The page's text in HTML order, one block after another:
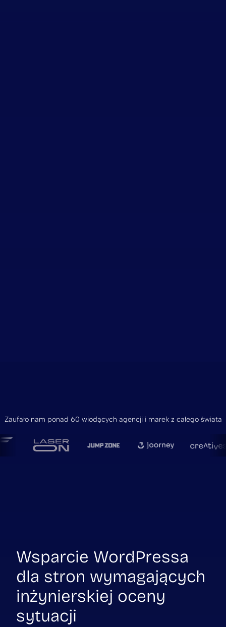
Zaufało nam ponad 60 wiodących agencji i marek z całego świata
Wsparcie WordPressa
dla stron wymagających
inżynierskiej oceny
sytuacji